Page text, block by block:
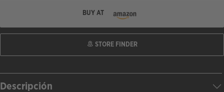
BUY AT
STORE FINDER
Descripción